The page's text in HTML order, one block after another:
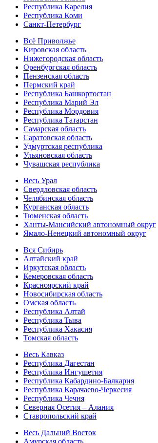
Республика Карелия
Республика Коми
Санкт-Петербург
Всё Приволжье
Кировская область
Нижегородская область
Оренбургская область
Пензенская область
Пермский край
Республика Башкортостан
Республика Марий Эл
Республика Мордовия
Республика Татарстан
Самарская область
Саратовская область
Удмуртская республика
Ульяновская область
Чувашская республика
Весь Урал
Свердловская область
Челябинская область
Курганская область
Тюменская область
Ханты-Мансийский автономный округ
Ямало-Ненецкий автономный округ
Вся Сибирь
Алтайский край
Иркутская область
Кемеровская область
Красноярский край
Новосибирская область
Омская область
Республика Алтай
Республика Тыва
Республика Хакасия
Томская область
Весь Кавказ
Республика Дагестан
Республика Ингушетия
Республика Кабардино-Балкария
Республика Карачаево-Черкесия
Республика Чечня
Северная Осетия – Алания
Ставропольский край
Весь Дальний Восток
Амурская область